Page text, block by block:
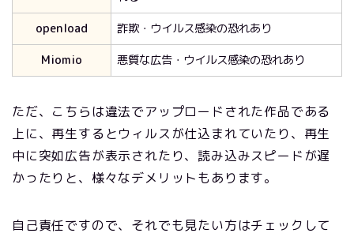
openload
詐欺・ウイルス感染の恐れあり
Miomio
悪質な広告・ウイルス感染の恐れあり
ただ、こちらは違法でアップロードされた作品である
上に、再生するとウィルスが仕込まれていたり、再生
中に突如広告が表示されたり、読み込みスピードが遅
かったりと、様々なデメリットもあります。
自己責任ですので、それでも見たい方はチェックして